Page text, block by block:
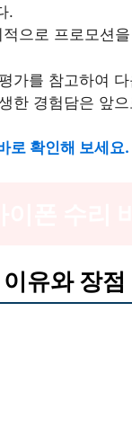
.
으로 프로모션
가를 참고하여
한 경험담은 앞
로 확인해 보세요.
유와 장점